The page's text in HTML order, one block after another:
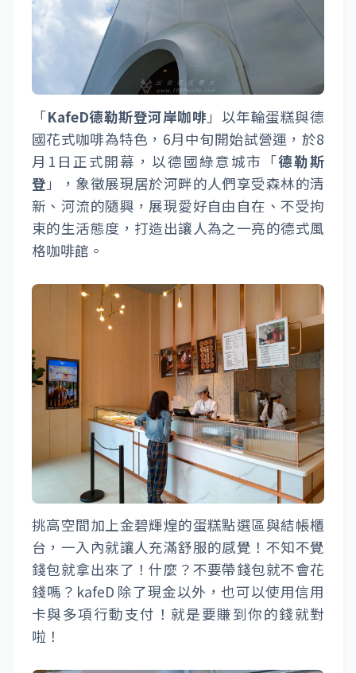
「KafeD德勒斯登河岸咖啡 」以年輪蛋糕與德
國花式咖啡為特色，6月中旬開始試營運，於8
月1日正式開幕，以德國綠意城市「德勒斯
登 」，象徵展現居於河畔的人們享受森林的清
新、河流的隨興，展現愛好自由自在、不受拘
束的生活態度，打造出讓人為之一亮的德式風
格咖啡館。
挑高空間加上金碧輝煌的蛋糕點選區與結帳櫃
台，一入內就讓人充滿舒服的感覺！不知不覺
錢包就拿出來了！什麼？不要帶錢包就不會花
錢嗎？kafeD 除了現金以外，也可以使用信用
卡與多項行動支付！就是要賺到你的錢就對
啦！